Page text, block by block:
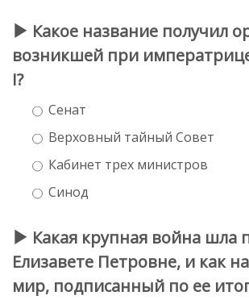
Какое название получил
возникшей при
I?
Сенат
Верховный тайный Совет
Кабинет трех министров
Синод
Какая крупная война шла
Елизавете Петровне, и как
мир, подписанный по ее